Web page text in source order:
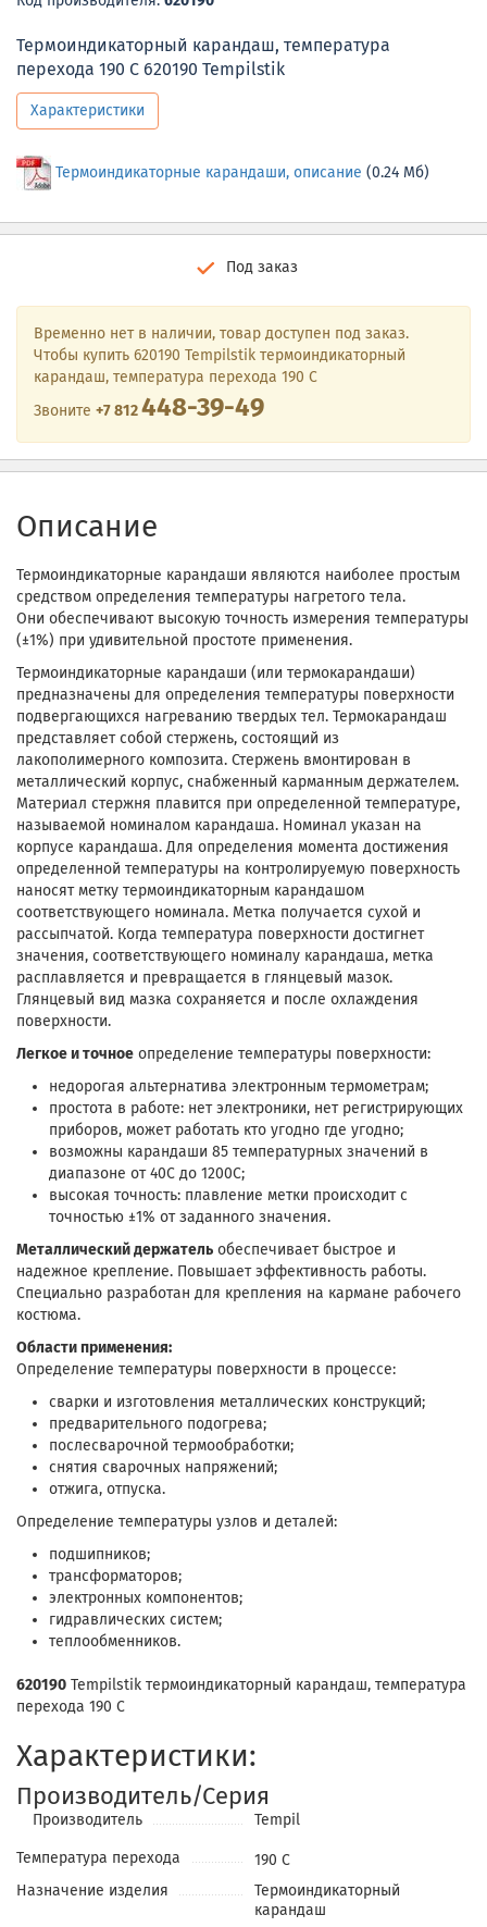
Термоиндикаторный карандаш, температура
перехода 190 С 620190 Tempilstik
Характеристики
Термоиндикаторные карандаши, описание (0.24 Мб)
Под заказ
Временно нет в наличии, товар доступен под заказ.
Чтобы купить 620190 Tempilstik термоиндикаторный
карандаш, температура перехода 190 С
Звоните +7 812448-39-49
Описание
Термоиндикаторные карандаши являются наиболее простым
средством определения температуры нагретого тела.
Они обеспечивают высокую точность измерения температуры
(±1%) при удивительной простоте применения.
Термоиндикаторные карандаши (или термокарандаши)
предназначены для определения температуры поверхности
подвергающихся нагреванию твердых тел. Термокарандаш
представляет собой стержень, состоящий из
лакополимерного композита. Стержень вмонтирован в
металлический корпус, снабженный карманным держателем.
Материал стержня плавится при определенной температуре,
называемой номиналом карандаша. Номинал указан на
корпусе карандаша. Для определения момента достижения
определенной температуры на контролируемую поверхность
наносят метку термоиндикаторным карандашом
соответствующего номинала. Метка получается сухой и
рассыпчатой. Когда температура поверхности достигнет
значения, соответствующего номиналу карандаша, метка
расплавляется и превращается в глянцевый мазок.
Глянцевый вид мазка сохраняется и после охлаждения
поверхности.
Легкое и точное определение температуры поверхности:
недорогая альтернатива электронным термометрам;
простота в работе: нет электроники, нет регистрирующих
приборов, может работать кто угодно где угодно;
возможны карандаши 85 температурных значений в
диапазоне от 40С до 1200С;
высокая точность: плавление метки происходит с
точностью ±1% от заданного значения.
Металлический держатель обеспечивает быстрое и
надежное крепление. Повышает эффективность работы.
Специально разработан для крепления на кармане рабочего
костюма.
Области применения:
Определение температуры поверхности в процессе:
сварки и изготовления металлических конструкций;
предварительного подогрева;
послесварочной термообработки;
снятия сварочных напряжений;
отжига, отпуска.
Определение температуры узлов и деталей:
подшипников;
трансформаторов;
электронных компонентов;
гидравлических систем;
теплообменников.
620190 Tempilstik термоиндикаторный карандаш, температура
перехода 190 С
Характеристики:
Производитель/Серия
Производитель Tempil
Температура перехода
190 С
Назначение изделия
Термоиндикаторный
карандаш